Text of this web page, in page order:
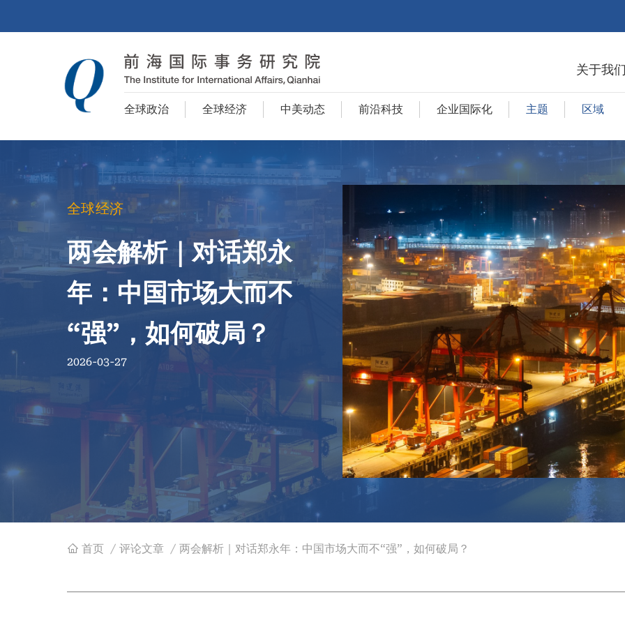
关于我
全球政治 全球经济 中美动态 前沿科技 企业国际化 主题 区域
全球经济
两会解析｜对话郑永
年：中国市场大而不
“强”，如何破局？
2026-03-27
面
首页 / 评论文章 / 两会解析｜对话郑永年：中国市场大而不“强”，如何破局？